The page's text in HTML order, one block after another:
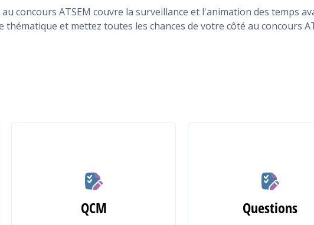
COURS
concours ATSEM couvre la surveillance et l'animation des temps
thématique et mettez toutes les chances de votre côté au concours
QCM Questions